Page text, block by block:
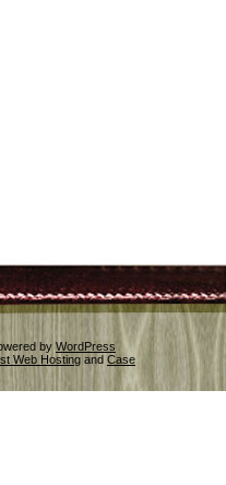
by WordPress
Web Hosting and Case